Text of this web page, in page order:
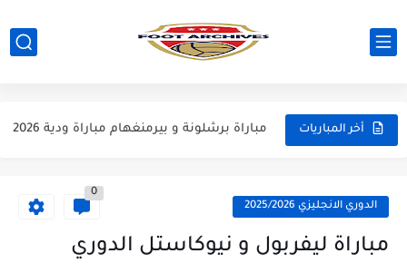
أخر المباريات
مباراة ارسنال و جيرونا مباراة ودية 2026
مباراة ريال مدريد و فيورنتينا مباراة ودية 2026
مباراة برشلونة و بيرمنغهام مباراة ودية 2026
مباراة سيلتيك و ميلان مباراة ودية 2026 الدوري الانجليزي 2025/2026
0
مباراة ليفربول و نيوكاستل الدوري